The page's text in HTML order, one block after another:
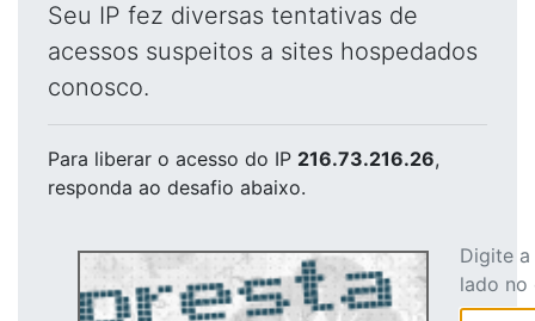
Seu IP fez diversas tentativas de
acessos suspeitos a sites hospedados
conosco.
Para liberar o acesso do IP 216.73.216.26,
responda ao desafio abaixo.
Digite
lado no